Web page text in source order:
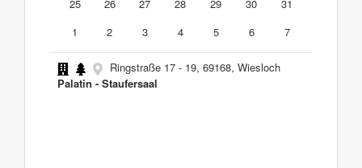
25
26 27 28 29 30
31
1
2 3 4 5 6 7
Ringstraße 17 - 19, 69168, Wiesloch
Palatin - Staufersaal